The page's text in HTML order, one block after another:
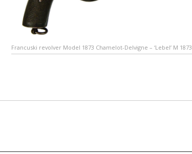
Francuski revolver Model 1873 Chamelot-Delvigne – ‘Lebel’ M 1873